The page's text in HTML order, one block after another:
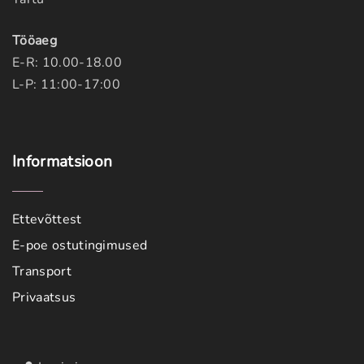
Tööaeg
E-R: 10.00-18.00
L-P: 11:00-17:00
Informatsioon
Ettevõttest
E-poe ostutingimused
Transport
Privaatsus